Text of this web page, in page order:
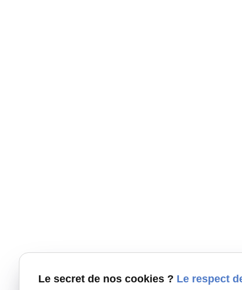
Le secret de nos cookies ? Le respect